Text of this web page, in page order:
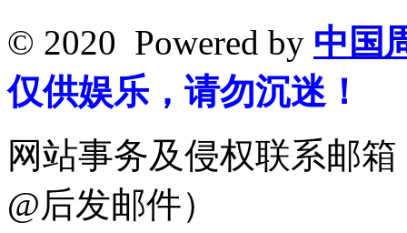
© 2020 Powered by 中国
仅供娱乐，请勿沉迷！
网站事务及侵权联系邮箱
@后发邮件）